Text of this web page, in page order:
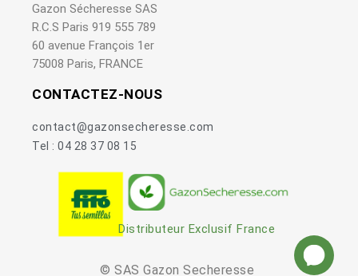
Gazon Sécheresse SAS
R.C.S Paris 919 555 789
60 avenue François 1er
75008 Paris, FRANCE
CONTACTEZ-NOUS
contact@gazonsecheresse.com
Tel : 04 28 37 08 15
Distributeur Exclusif France
© SAS Gazon Secheresse